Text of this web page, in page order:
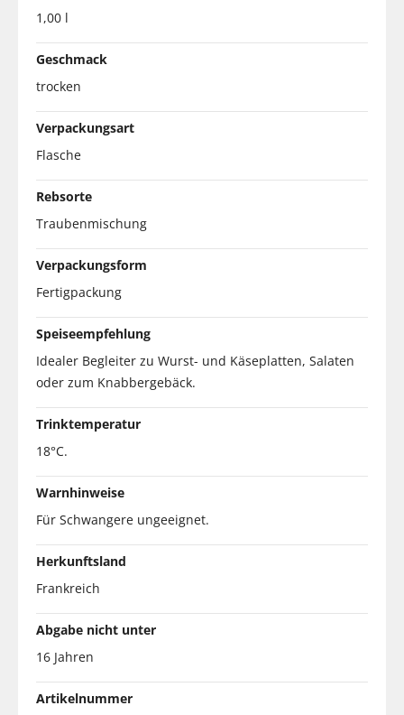
1,00 l
Geschmack
trocken
Verpackungsart
Flasche
Rebsorte
Traubenmischung
Verpackungsform
Fertigpackung
Speiseempfehlung
Idealer Begleiter zu Wurst- und Käseplatten, Salaten
oder zum Knabbergebäck.
Trinktemperatur
18°C.
Warnhinweise
Für Schwangere ungeeignet.
Herkunftsland
Frankreich
Abgabe nicht unter
16 Jahren
Artikelnummer